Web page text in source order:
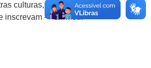
culturas, idiomas e
inscrevam — afirmou.